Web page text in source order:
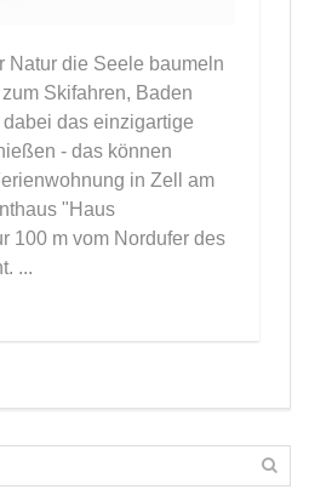
Natur die Seele baumeln
Skifahren, Baden
das einzigartige
- das können
in Zell am
"Haus
100 m vom Nordufer des
...